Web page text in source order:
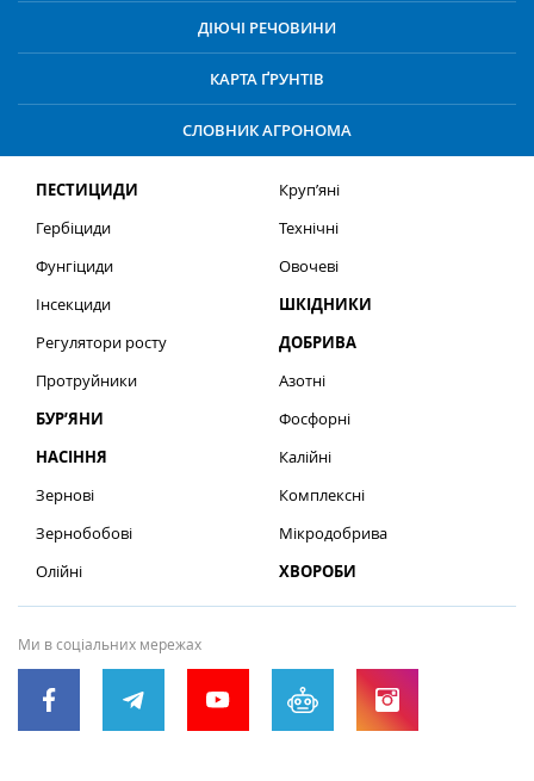
ДІЮЧІ РЕЧОВИНИ
КАРТА ҐРУНТІВ
СЛОВНИК АГРОНОМА
ПЕСТИЦИДИ
Гербіциди
Фунгіциди
Інсекциди
Регулятори росту
Протруйники
БУР’ЯНИ
НАСІННЯ
Зернові
Зернобобові
Олійні
Круп’яні
Технічні
Овочеві
ШКІДНИКИ
ДОБРИВА
Азотні
Фосфорні
Калійні
Комплексні
Мікродобрива
ХВОРОБИ
Ми в соціальних мережах